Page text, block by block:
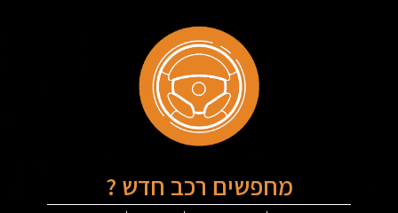
מחפשים רכב חדש ?